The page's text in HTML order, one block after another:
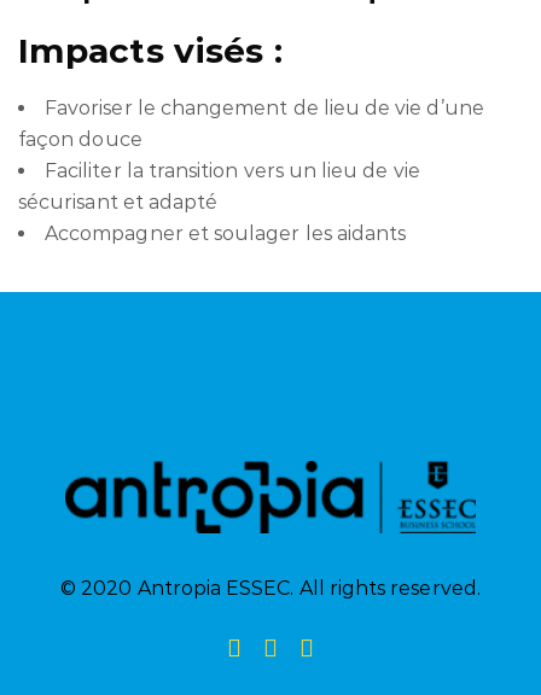
Impacts visés :
Favoriser le changement de lieu de vie d’une
façon douce
Faciliter la transition vers un lieu de vie
sécurisant et adapté
Accompagner et soulager les aidants
© 2020 Antropia ESSEC. All rights reserved.